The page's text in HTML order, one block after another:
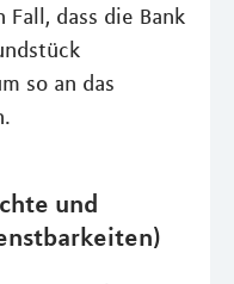
dass die Bank
so an das
und